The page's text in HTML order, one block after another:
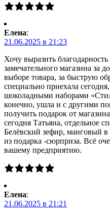
Елена:
21.06.2025 в 21:23
Хочу выразить
замечательного магазина за
выборе товара, за быструю
специально приехала
шоколадными наборами
конечно, ушла и с другими
получить подарок от
сегодня Татьяна, отдельное
Белёвский зефир, манговый
из подарка -сюрприза. Всё
вашему предприятию.
Елена:
21.06.2025 в 21:21